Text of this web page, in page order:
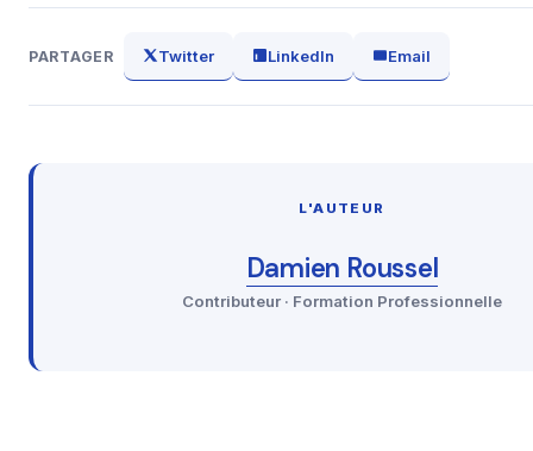
PARTAGER Twitter LinkedIn Email
L'AUTEUR
Damien Roussel
Contributeur · Formation Professionnelle